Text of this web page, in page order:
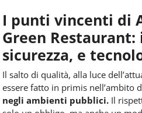
I punti vincenti di
Green Restaurant:
sicurezza, e
Il salto di qualità, alla luce
essere fatto in primis nell’ambito
negli ambienti pubblici. Il